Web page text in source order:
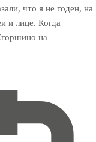
что я не годен, на
и лице. Когда
на